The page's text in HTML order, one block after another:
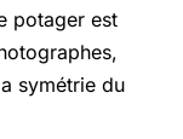
potager est
symétrie du